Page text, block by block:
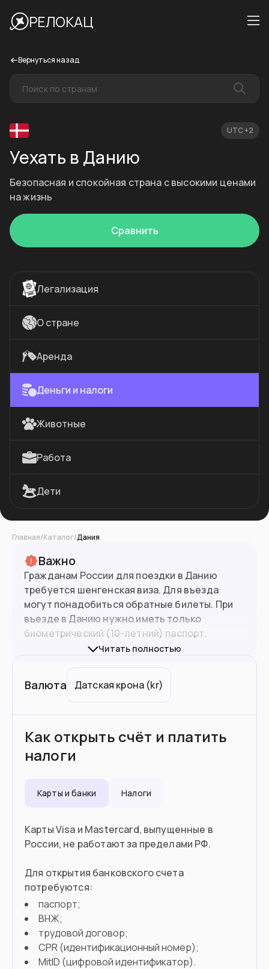
РЕЛОКАЦ
Вернуться назад
UTC +2
Уехать в Данию
Безопасная и спокойная страна с высокими ценами
на жизнь
Сравнить
Легализация
О стране
Аренда
Деньги и налоги
Животные
Работа
Дети
Главная/Каталог/Дания
Важно
Гражданам России для поездки в Данию
требуется шенгенская виза. Для въезда
могут понадобиться обратные билеты. При
въезде в Данию нужно иметь только
биометрический (10-летний) паспорт.
получения виз и ВНЖ можно обращаться в
визовые центры других стран
Население
Подойдет вам если
Вы квалифицированный специалист
Хотите стать волонтером
хозяйству
Въезд в страну
Документ
Виза Нужна виза
Читать полностью
Валюта Датская крона (kr)
Как открыть счёт и платить
налоги
Карты и банки Налоги
Карты Visa и Mastercard, выпущенные в
России, не работают за пределами РФ.
Для открытия банковского счета
потребуются:
паспорт;
ВНЖ;
трудовой договор;
CPR (идентификационный номер);
MitID (цифровой идентификатор).